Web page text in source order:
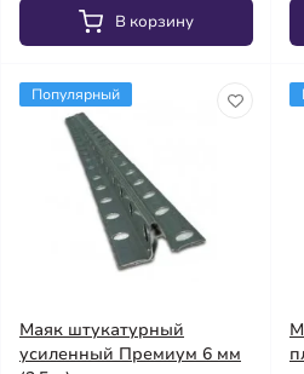
В корзину
Популярный
Маяк штукатурный
усиленный Премиум 6 мм